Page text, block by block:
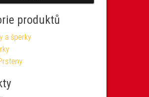
produktů
a šperky